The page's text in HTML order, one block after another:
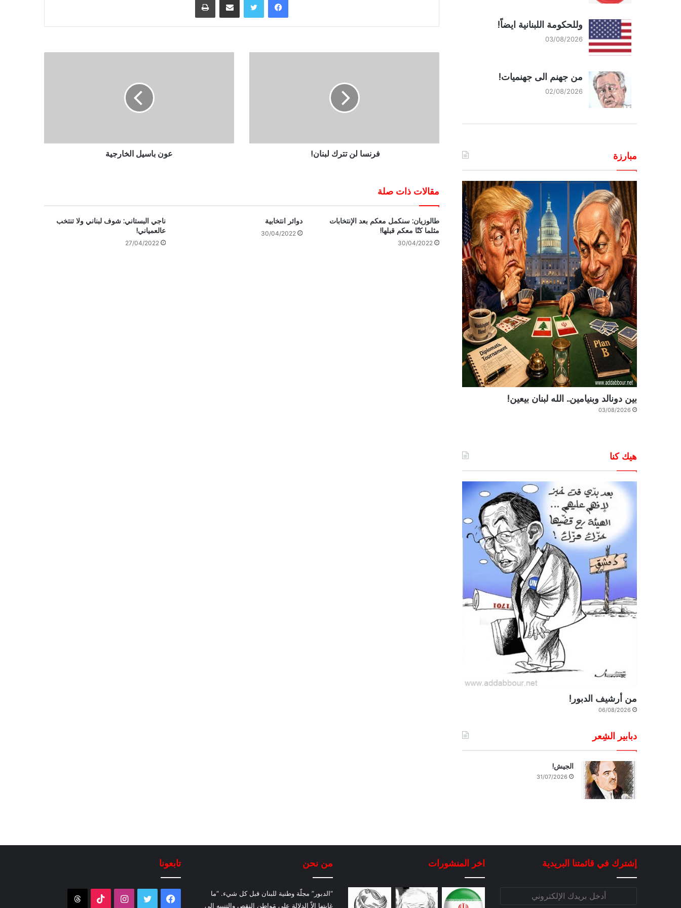
فرنسا لن تترك لبنان! عون باسيل الخارجية
مقالات ذات صلة
طالوزيان: سنكمل معكم بعد الإنتخابات
مثلما كنّا معكم قبلها!
30/04/2022
دوائر انتخابية
30/04/2022
ناجي البستاني: شوف لبناني ولا تنتخب
عالعمياني!
27/04/2022
وللحكومة اللبنانية ايضاً!
03/08/2026
من جهنم الى جهنميات!
02/08/2026
مبارزة
بين دونالد وبنيامين.. الله لبنان بيعين!
03/08/2026
هيك كنا
من أرشيف الدبور!
06/08/2026
دبابير الشِعر
الجيش!
31/07/2026
إشترك في قائمتنا البريدية اخر المنشورات من نحن
“الدبور” مجلّة وطنية للبنان قبل كل شيء. “ما
غايتها إلاّ الدلالة على مَواطن النقص والتنبيه إلى
تابعونا
فيسبوك تويتر انستقرام‫TikTok